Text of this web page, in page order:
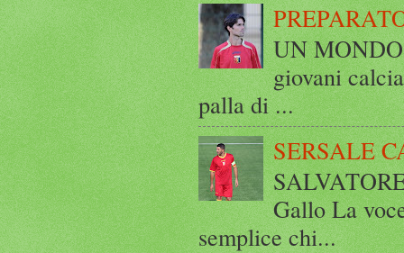
UN
giovani
palla di ...
SERSALE
Gallo La
semplice chi...